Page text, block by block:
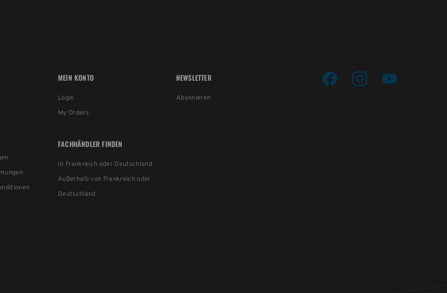
MEIN KONTO
Login
My Orders
FACHHÄNDLER FINDEN
In Frankreich oder Deutschland
Außerhalb von Frankreich oder
Deutschland
NEWSLETTER
Abonnieren